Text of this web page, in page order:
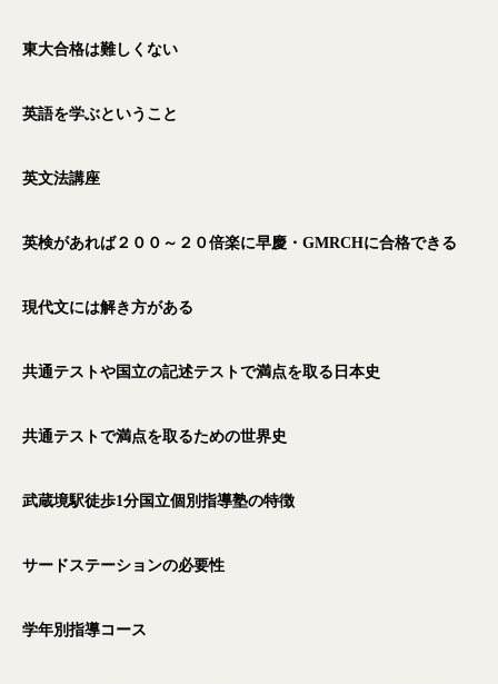
東大合格は難しくない
英語を学ぶということ
英文法講座
英検があれば２００～２０倍楽に早慶・GMRCHに合格できる
現代文には解き方がある
共通テストや国立の記述テストで満点を取る日本史
共通テストで満点を取るための世界史
武蔵境駅徒歩1分国立個別指導塾の特徴
サードステーションの必要性
学年別指導コース